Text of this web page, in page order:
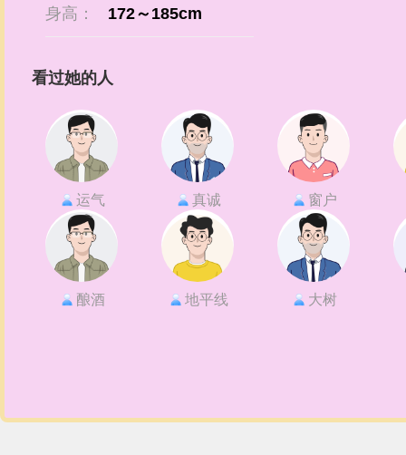
身高： 172～185cm
看过她的人
运气 真诚 窗户
酿酒 地平线 大树